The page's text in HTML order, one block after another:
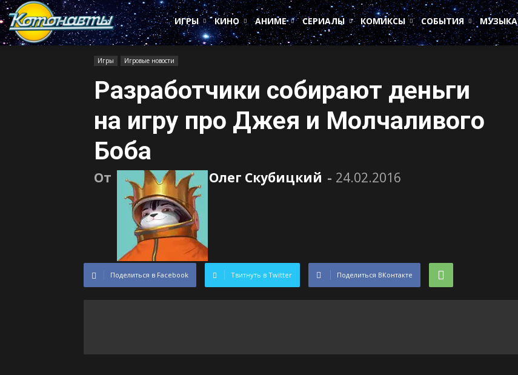
Котонавты
ИГРЫ
КИНО АНИМЕ СЕРИАЛЫ КОМИКСЫ СОБЫТИЯ МУЗЫКА
Игры Игровые новости
Разработчики собирают деньги
на игру про Джея и Молчаливого
Боба
От Олег Скубицкий - 24.02.2016
Поделиться в Facebook Твитнуть в Twitter Поделиться ВКонтакте